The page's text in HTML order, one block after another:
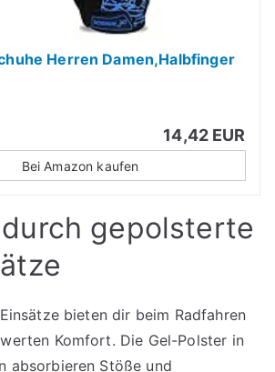
Herren Damen,Halbfinger
14,42 EUR
Bei Amazon kaufen
gepolsterte
bieten dir beim Radfahren
Komfort. Die Gel-Polster in
absorbieren Stöße und